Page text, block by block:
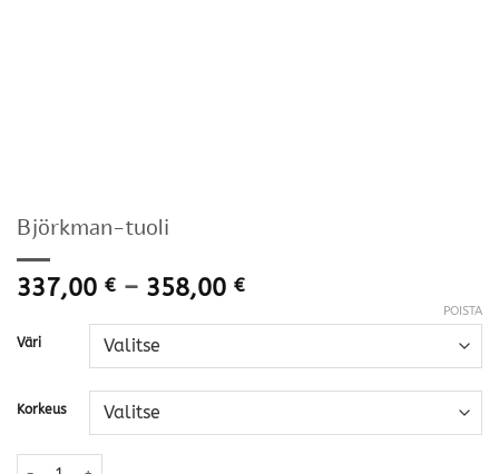
Björkman-tuoli
337,00 € – 358,00 €Hintaluokka:
-
Väri
Korkeus
POISTA
Björkman-tuoli määrä